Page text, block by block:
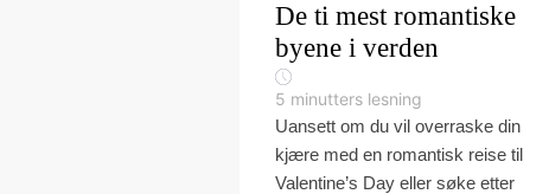
De ti mest romantiske
byene i verden
5 minutters lesning
Uansett om du vil overraske din
kjære med en romantisk reise til
Valentine’s Day eller søke etter